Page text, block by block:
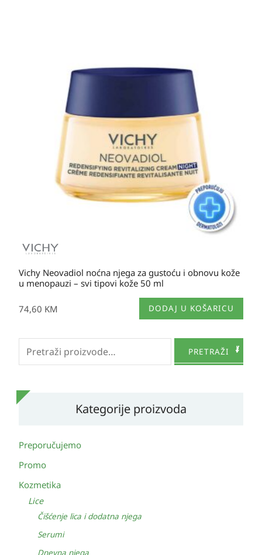
Vichy Neovadiol noćna njega za gustoću i obnovu kože
u menopauzi – svi tipovi kože 50 ml
74,60 KM DODAJ U KOŠARICU
Pretraži: PRETRAŽI
Kategorije proizvoda
Preporučujemo
Promo
Kozmetika
Lice
Čišćenje lica i dodatna njega
Serumi